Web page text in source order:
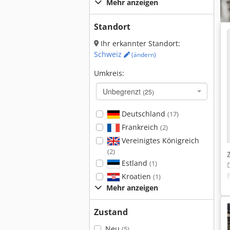
Mehr anzeigen
Standort
Ihr erkannter Standort:
Schweiz
(ändern)
Umkreis:
Unbegrenzt (25)
Deutschland (17)
Frankreich (2)
Vereinigtes Königreich
(2)
Estland (1)
Kroatien (1)
Mehr anzeigen
Zustand